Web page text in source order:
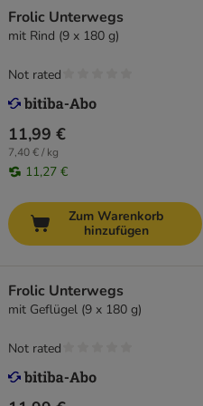
Frolic Unterwegs
mit Rind (9 x 180 g)
11,99 €
7,40 € / kg
11,27 €
Not rated
Zum Warenkorb
hinzufügen
Frolic Unterwegs
mit Geflügel (9 x 180 g)
Not rated